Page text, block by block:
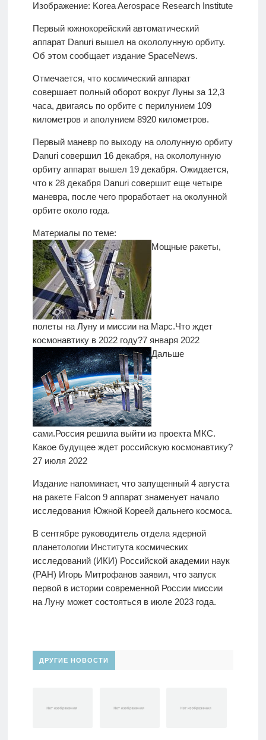
Изображение: Korea Aerospace Research Institute
Первый южнокорейский автоматический
аппарат Danuri вышел на окололунную орбиту.
Об этом сообщает издание SpaceNews.
Отмечается, что космический аппарат
совершает полный оборот вокруг Луны за 12,3
часа, двигаясь по орбите с перилунием 109
километров и аполунием 8920 километров.
Первый маневр по выходу на ололунную орбиту
Danuri совершил 16 декабря, на окололунную
орбиту аппарат вышел 19 декабря. Ожидается,
что к 28 декабря Danuri совершит еще четыре
маневра, после чего проработает на околунной
орбите около года.
Материалы по теме:
Мощные ракеты,
полеты на Луну и миссии на Марс.Что ждет
космонавтику в 2022 году?7 января 2022
Дальше
сами.Россия решила выйти из проекта МКС.
Какое будущее ждет российскую космонавтику?
27 июля 2022
Издание напоминает, что запущенный 4 августа
на ракете Falcon 9 аппарат знаменует начало
исследования Южной Кореей дальнего космоса.
В сентябре руководитель отдела ядерной
планетологии Института космических
исследований (ИКИ) Российской академии наук
(РАН) Игорь Митрофанов заявил, что запуск
первой в истории современной России миссии
на Луну может состояться в июле 2023 года.
ДРУГИЕ НОВОСТИ